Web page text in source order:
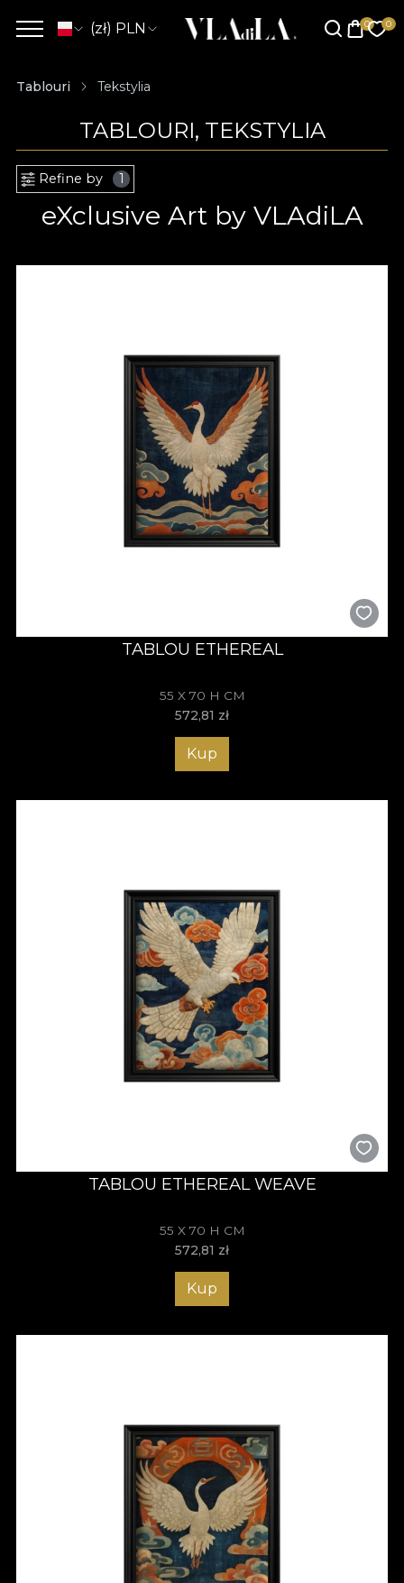
(zł) PLN
Tablouri Tekstylia
TABLOURI, TEKSTYLIA
Refine by 1
eXclusive Art by VLAdiLA
TABLOU ETHEREAL
55 X 70 H CM
572,81 zł
Kup
TABLOU ETHEREAL WEAVE
55 X 70 H CM
572,81 zł
Kup